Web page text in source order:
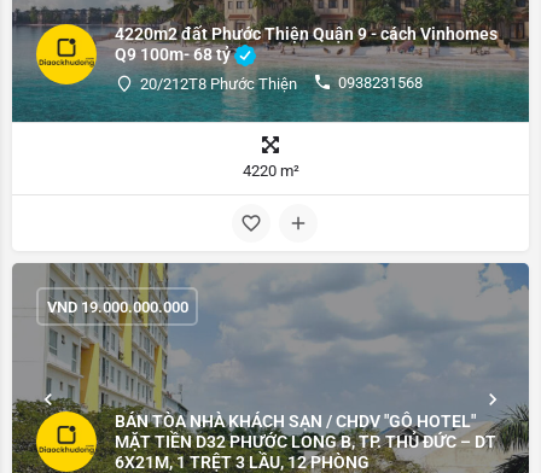
4220m2 đất Phước Thiện Quận 9 - cách Vinhomes
Q9 100m- 68 tỷ
20/212T8 Phước Thiện 0938231568
4220 m²
BÁN TÒA NHÀ KHÁCH SẠN / CHDV "GỖ HOTEL"
MẶT TIỀN D32 PHƯỚC LONG B, TP. THỦ ĐỨC – DT
6X21M, 1 TRỆT 3 LẦU, 12 PHÒNG
VND 19.000.000.000